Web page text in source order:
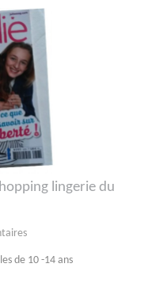
lingerie du
de 10 -14 ans